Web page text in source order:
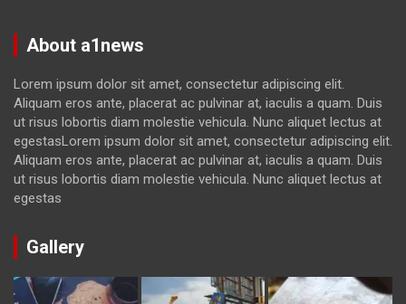
About a1news
Lorem ipsum dolor sit amet, consectetur adipiscing elit.
Aliquam eros ante, placerat ac pulvinar at, iaculis a quam. Duis
ut risus lobortis diam molestie vehicula. Nunc aliquet lectus at
egestasLorem ipsum dolor sit amet, consectetur adipiscing elit.
Aliquam eros ante, placerat ac pulvinar at, iaculis a quam. Duis
ut risus lobortis diam molestie vehicula. Nunc aliquet lectus at
egestas
Gallery